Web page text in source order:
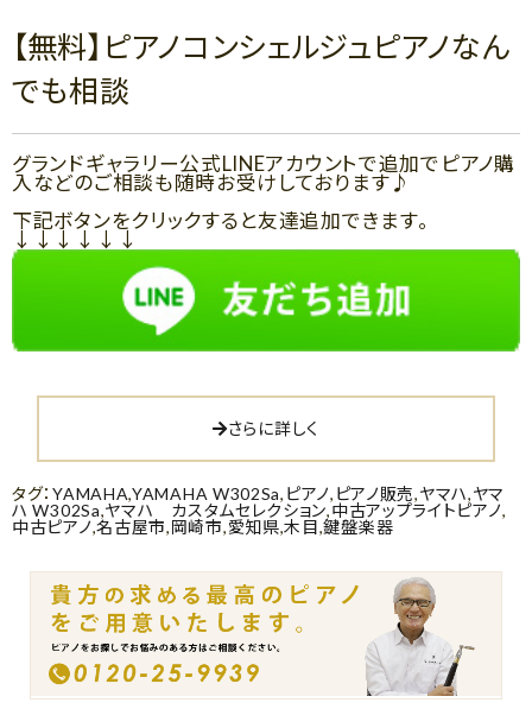
【無料】ピアノコンシェルジュピアノなん
でも相談
グランドギャラリー公式LINEアカウントで追加でピアノ購
入などのご相談も随時お受けしております♪
下記ボタンをクリックすると友達追加できます。
↓↓↓↓↓↓
さらに詳しく
タグ：YAMAHA,YAMAHA W302Sa, ピアノ, ピアノ販売,ヤマハ,ヤマ
ハ W302Sa,ヤマハ カスタムセレクション,中古アップライトピアノ,
中古ピアノ,名古屋市,岡崎市,愛知県,木目,鍵盤楽器